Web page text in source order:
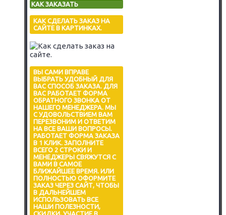
КАК ЗАКАЗАТЬ
КАК СДЕЛАТЬ ЗАКАЗ НА
САЙТЕ В КАРТИНКАХ.
ВЫ САМИ ВПРАВЕ
ВЫБРАТЬ УДОБНЫЙ ДЛЯ
ВАС СПОСОБ ЗАКАЗА. ДЛЯ
ВАС РАБОТАЕТ ФОРМА
ОБРАТНОГО ЗВОНКА ОТ
НАШЕГО МЕНЕДЖЕРА. МЫ
С УДОВОЛЬСТВИЕМ ВАМ
ПЕРЕЗВОНИМ И ОТВЕТИМ
НА ВСЕ ВАШИ ВОПРОСЫ.
РАБОТАЕТ ФОРМА ЗАКАЗА
В 1 КЛИК. ЗАПОЛНИТЕ
ВСЕГО 2 СТРОКИ И
МЕНЕДЖЕРЫ СВЯЖУТСЯ С
ВАМИ В САМОЕ
БЛИЖАЙШЕЕ ВРЕМЯ. ИЛИ
ПОЛНОСТЬЮ ОФОРМИТЕ
ЗАКАЗ ЧЕРЕЗ САЙТ, ЧТОБЫ
В ДАЛЬНЕЙШЕМ
ИСПОЛЬЗОВАТЬ ВСЕ
НАШИ ПОЛЕЗНОСТИ,
СКИДКИ, УЧАСТИЕ В